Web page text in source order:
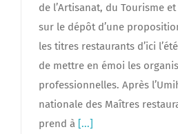
de l’Artisanat, du Tourisme
sur le dépôt d’une
les titres restaurants d’ici
de mettre en émoi les
professionnelles. Après
nationale des Maîtres
prend à [...]